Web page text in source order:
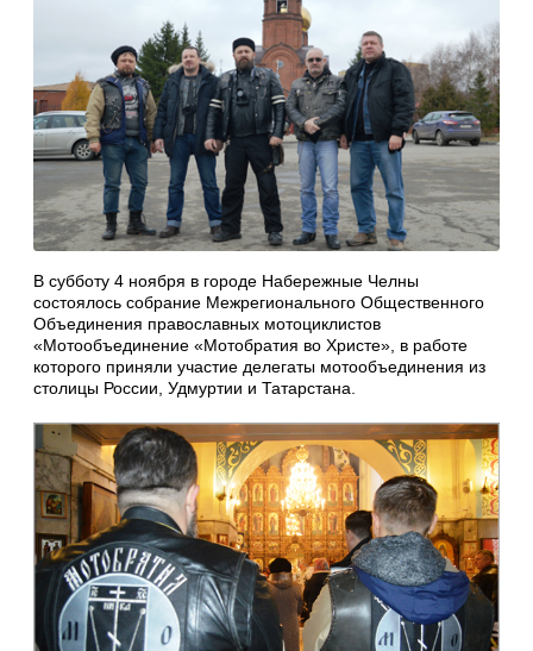
В субботу 4 ноября в городе Набережные Челны
состоялось собрание Межрегионального Общественного
Объединения православных мотоциклистов
«Мотообъединение «Мотобратия во Христе», в работе
которого приняли участие делегаты мотообъединения из
столицы России, Удмуртии и Татарстана.